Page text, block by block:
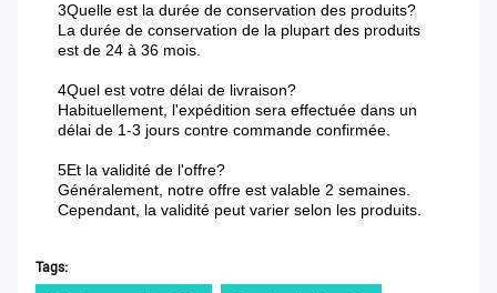
3Quelle est la durée de conservation des produits?
La durée de conservation de la plupart des produits
est de 24 à 36 mois.
4Quel est votre délai de livraison?
Habituellement, l'expédition sera effectuée dans un
délai de 1-3 jours contre commande confirmée.
5Et la validité de l'offre?
Généralement, notre offre est valable 2 semaines.
Cependant, la validité peut varier selon les produits.
Tags: